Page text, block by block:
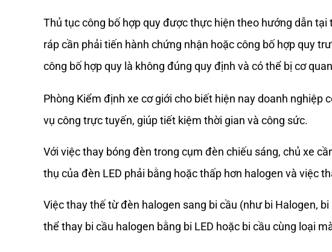
Thủ tục công bố hợp quy được thực hiện theo hướng dẫn
ráp cần phải tiến hành chứng nhận hoặc công bố hợp quy
công bố hợp quy là không đúng quy định và có thể bị cơ
Phòng Kiểm định xe cơ giới cho biết hiện nay doanh
vụ công trực tuyến, giúp tiết kiệm thời gian và công sức.
Với việc thay bóng đèn trong cụm đèn chiếu sáng, chủ xe
thụ của đèn LED phải bằng hoặc thấp hơn halogen và việc
Việc thay thế từ đèn halogen sang bi cầu (như bi Halogen,
thể thay bi cầu halogen bằng bi LED hoặc bi cầu cùng loại